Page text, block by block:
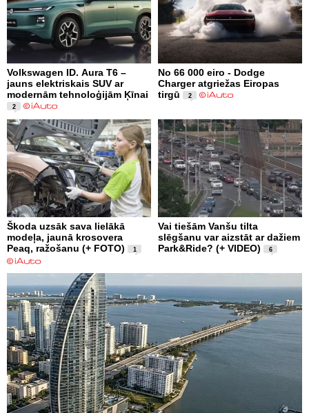
Volkswagen ID. Aura T6 –
jauns elektriskais SUV ar
modernām tehnoloģijām Ķīnai
2
No 66 000 eiro - Dodge
Charger atgriežas Eiropas
tirgū
2
Škoda uzsāk sava lielākā
modeļa, jaunā krosovera
Peaq, ražošanu (+ FOTO)
1
Vai tiešām Vanšu tilta
slēgšanu var aizstāt ar dažiem
Park&Ride? (+ VIDEO)
6